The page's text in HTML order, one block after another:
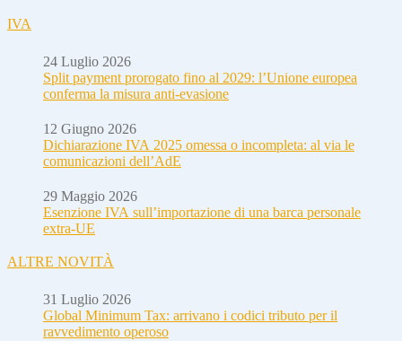
IVA
24 Luglio 2026
Split payment prorogato fino al 2029: l’Unione europea
conferma la misura anti-evasione
12 Giugno 2026
Dichiarazione IVA 2025 omessa o incompleta: al via le
comunicazioni dell’AdE
29 Maggio 2026
Esenzione IVA sull’importazione di una barca personale
extra-UE
ALTRE NOVITÀ
31 Luglio 2026
Global Minimum Tax: arrivano i codici tributo per il
ravvedimento operoso